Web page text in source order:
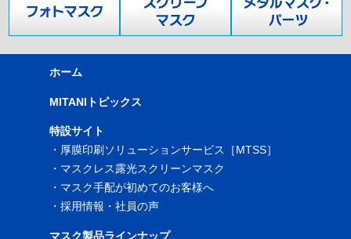
ホーム
MITANIトピックス
特設サイト
・ 厚膜印刷ソリューションサービス［MTSS］
・ マスクレス露光スクリーンマスク
・ マスク手配が初めてのお客様へ
・採用情報・社員の声
マスク製品ラインナップ